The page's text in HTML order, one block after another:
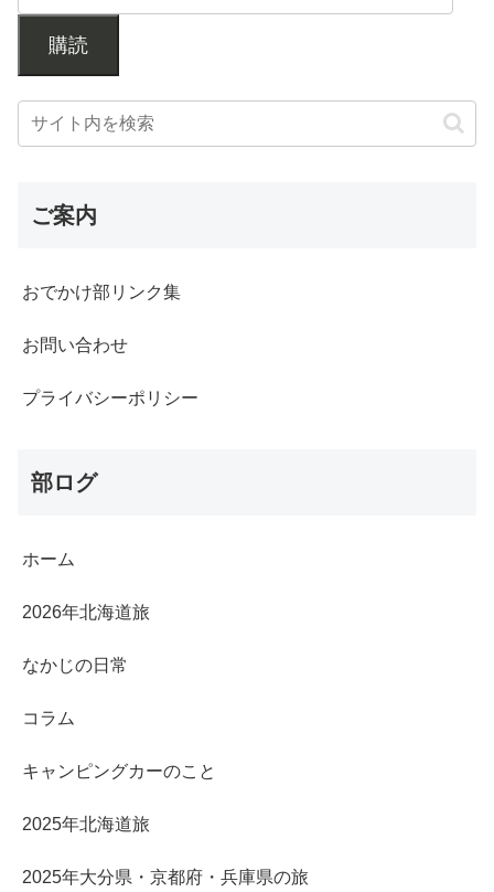
購読
ご案内
おでかけ部リンク集
お問い合わせ
プライバシーポリシー
部ログ
ホーム
2026年北海道旅
なかじの日常
コラム
キャンピングカーのこと
2025年北海道旅
2025年大分県・京都府・兵庫県の旅